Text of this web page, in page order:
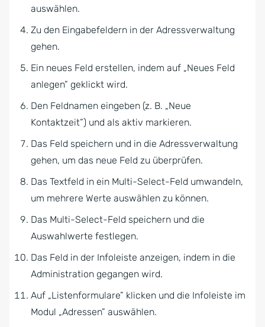
auswählen.
Zu den Eingabefeldern in der Adressverwaltung
gehen.
Ein neues Feld erstellen, indem auf „Neues Feld
anlegen” geklickt wird.
Den Feldnamen eingeben (z. B. „Neue
Kontaktzeit”) und als aktiv markieren.
Das Feld speichern und in die Adressverwaltung
gehen, um das neue Feld zu überprüfen.
Das Textfeld in ein Multi-Select-Feld umwandeln,
um mehrere Werte auswählen zu können.
Das Multi-Select-Feld speichern und die
Auswahlwerte festlegen.
Das Feld in der Infoleiste anzeigen, indem in die
Administration gegangen wird.
Auf „Listenformulare” klicken und die Infoleiste im
Modul „Adressen” auswählen.